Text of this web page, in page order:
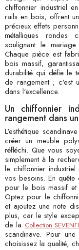
chiffonnier industriel
rails en bois, offrent
précieux effets
métalliques rondes
soulignant le
Chaque pièce est
bois massif,
durabilité qui défie le
de rangement ; c'est
dans l'excellence.
Un chiffonnier
rangement dans
L'esthétique
créer un meuble
réfléchi. Que vous
simplement à la
le chiffonnier
vos besoins. En
pour le bois massif et
Optez pour le
et ajoutez une note
plus, car le style
de la Collection
scandinave. Pour
choisissez la qualité,